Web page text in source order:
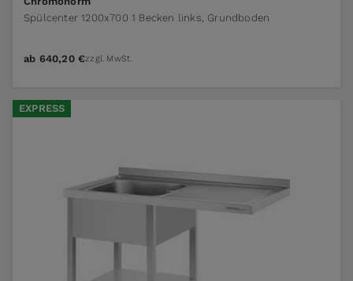
Spülcenter 1200x700 1 Becken links, Grundboden
ab 640,20 €zzgl. MwSt.
EXPRESS